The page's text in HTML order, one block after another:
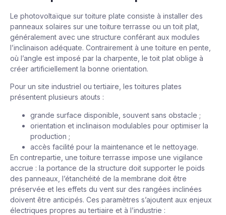
Le photovoltaïque sur toiture plate consiste à installer des
panneaux solaires sur une toiture terrasse ou un toit plat,
généralement avec une structure conférant aux modules
l’inclinaison adéquate. Contrairement à une toiture en pente,
où l’angle est imposé par la charpente, le toit plat oblige à
créer artificiellement la bonne orientation.
Pour un site industriel ou tertiaire, les toitures plates
présentent plusieurs atouts :
grande surface disponible, souvent sans obstacle ;
orientation et inclinaison modulables pour optimiser la
production ;
accès facilité pour la maintenance et le nettoyage.
En contrepartie, une toiture terrasse impose une vigilance
accrue : la portance de la structure doit supporter le poids
des panneaux, l’étanchéité de la membrane doit être
préservée et les effets du vent sur des rangées inclinées
doivent être anticipés. Ces paramètres s’ajoutent aux enjeux
électriques propres au tertiaire et à l’industrie :